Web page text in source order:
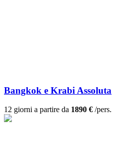
Bangkok e Krabi Assoluta
12 giorni a partire da 1890 € /pers.